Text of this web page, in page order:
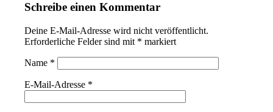
Schreibe einen Kommentar
Deine E-Mail-Adresse wird nicht veröffentlicht.
Erforderliche Felder sind mit * markiert
Name *
E-Mail-Adresse *